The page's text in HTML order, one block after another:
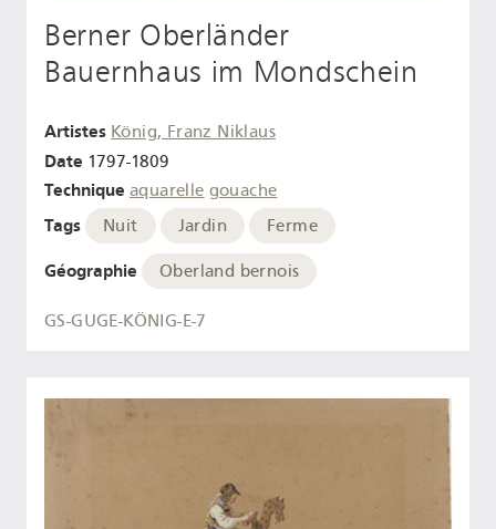
Berner Oberländer
Bauernhaus im Mondschein
Artistes König, Franz Niklaus
Date 1797-1809
Technique aquarelle gouache
Tags Nuit Jardin Ferme
Géographie Oberland bernois
GS-GUGE-KÖNIG-E-7